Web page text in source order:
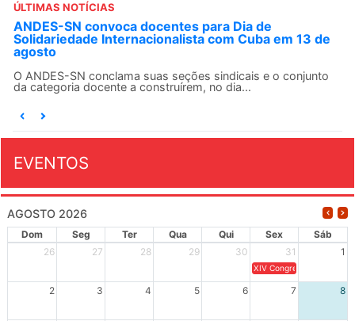
ÚLTIMAS NOTÍCIAS
ANDES-SN convoca docentes para Dia de
Solidariedade Internacionalista com Cuba em 13 de
agosto
O ANDES-SN conclama suas seções sindicais e o conjunto
da categoria docente a construírem, no dia...
EVENTOS
AGOSTO 2026
Dom Seg Ter Qua Qui Sex
Sáb
26
27 28 29 30 31 1
XIV Congresso Brasileiro
2 3 4 5 6 7 8